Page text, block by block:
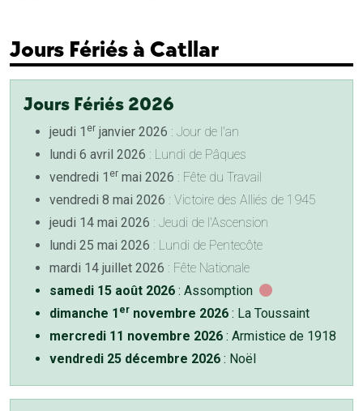
Jours Fériés à Catllar
Jours Fériés 2026
jeudi 1 er janvier 2026 : Jour de l'an
lundi 6 avril 2026 : Lundi de Pâques
vendredi 1 er mai 2026 : Fête du Travail
vendredi 8 mai 2026 : Victoire des Alliés de 1945
jeudi 14 mai 2026 : Jeudi de l'Ascension
lundi 25 mai 2026 : Lundi de Pentecôte
mardi 14 juillet 2026 : Fête Nationale
samedi 15 août 2026 : Assomption
dimanche 1 er novembre 2026 : La Toussaint
mercredi 11 novembre 2026 : Armistice de 1918
vendredi 25 décembre 2026 : Noël